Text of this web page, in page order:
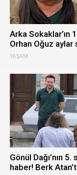
YAŞAM
Arka Sokaklar’ın
Orhan Oğuz
Gönül Dağı’nın
haber! Berk